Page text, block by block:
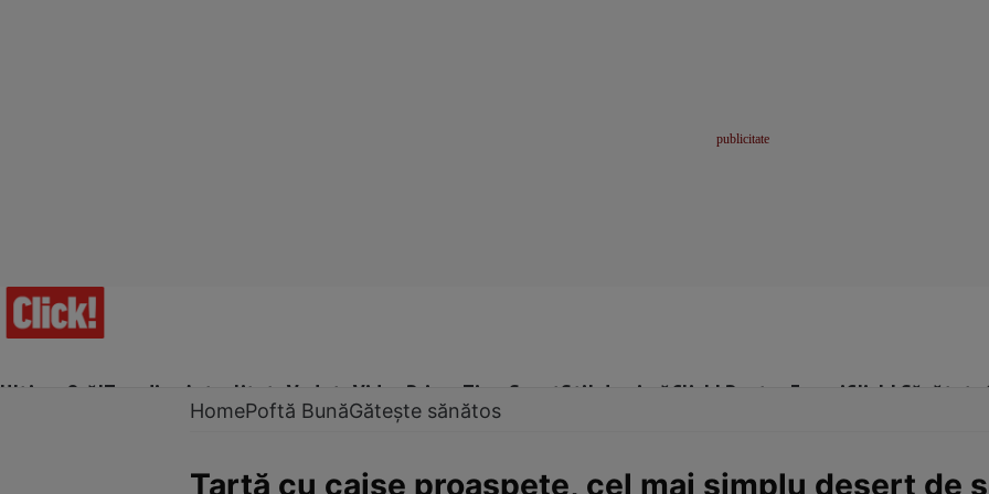
Ultima Oră!Trending Actualitate Vedete Video Prime Time SportStil de viațăClick! Pentru FemeiClick! Sănătate
HomePoftă BunăGătește sănătos
Tartă cu caise proaspete, cel mai simplu desert de